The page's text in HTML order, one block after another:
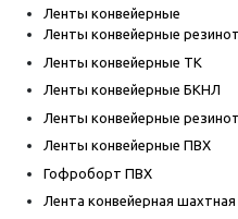
Ленты конвейерные
Ленты конвейерные
Ленты конвейерные ТК
Ленты конвейерные БКНЛ
Ленты конвейерные
Ленты конвейерные ПВХ
Гофроборт ПВХ
Лента конвейерная шахтная